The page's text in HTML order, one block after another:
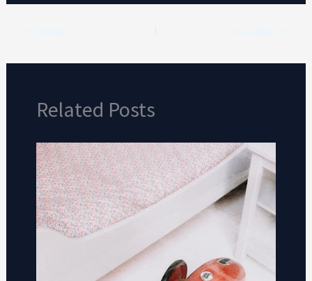
Related Posts